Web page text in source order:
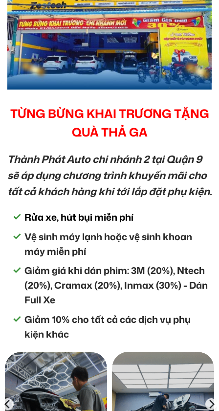
TỪNG BỪNG KHAI TRƯƠNG TẶNG
QUÀ THẢ GA
Thành Phát Auto chi nhánh 2 tại Quận 9
sẽ áp dụng chương trình khuyến mãi cho
tất cả khách hàng khi tới lắp đặt phụ kiện.
Rửa xe, hút bụi miễn phí
Vệ sinh máy lạnh hoặc vệ sinh khoan
máy miễn phí
Giảm giá khi dán phim: 3M (20%), Ntech
(20%), Cramax (20%), Inmax (30%) - Dán
Full Xe
Giảm 10% cho tất cả các dịch vụ phụ
kiện khác